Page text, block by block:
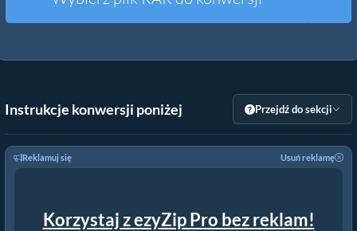
Inne narzędzia
Instrukcje konwersji poniżej Przejdź do sekcji
Reklamuj się Usuń reklamę
Korzystaj z ezyZip Pro bez reklam!